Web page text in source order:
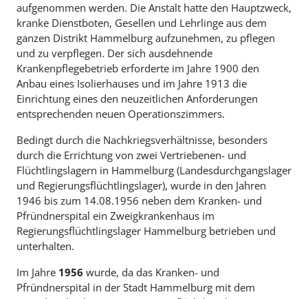
aufgenommen werden. Die Anstalt hatte den Hauptzweck,
kranke Dienstboten, Gesellen und Lehrlinge aus dem
ganzen Distrikt Hammelburg aufzunehmen, zu pflegen
und zu verpflegen. Der sich ausdehnende
Krankenpflegebetrieb erforderte im Jahre 1900 den
Anbau eines Isolierhauses und im Jahre 1913 die
Einrichtung eines den neuzeitlichen Anforderungen
entsprechenden neuen Operationszimmers.
Bedingt durch die Nachkriegsverhältnisse, besonders
durch die Errichtung von zwei Vertriebenen- und
Flüchtlingslagern in Hammelburg (Landesdurchgangslager
und Regierungsflüchtlingslager), wurde in den Jahren
1946 bis zum 14.08.1956 neben dem Kranken- und
Pfründnerspital ein Zweigkrankenhaus im
Regierungsflüchtlingslager Hammelburg betrieben und
unterhalten.
Im Jahre 1956 wurde, da das Kranken- und
Pfründnerspital in der Stadt Hammelburg mit dem